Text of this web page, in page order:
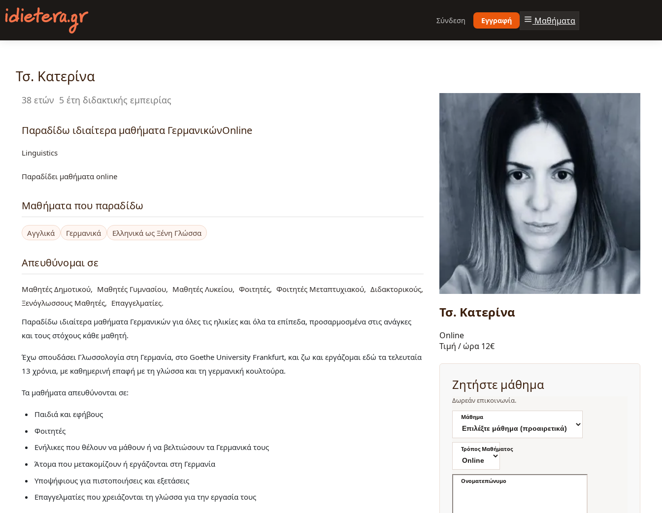
Παράκαμψη
προς
κυρίως
Σύνδεση Εγγραφή Μαθήματα
Τσ. Κατερίνα
38 ετών 5 έτη διδακτικής εμπειρίας
Παραδίδω ιδιαίτερα μαθήματα ΓερμανικώνOnline
Linguistics
Παραδίδει μαθήματα online
Μαθήματα που παραδίδω
Αγγλικά Γερμανικά Ελληνικά ως Ξένη Γλώσσα
Απευθύνομαι σε
Μαθητές Δημοτικού Μαθητές Γυμνασίου Μαθητές Λυκείου Φοιτητές Φοιτητές Μεταπτυχιακού
Διδακτορικούς
Ξενόγλωσσους Μαθητές
Επαγγελματίες
Παραδίδω ιδιαίτερα μαθήματα Γερμανικών για όλες τις ηλικίες και όλα τα επίπεδα, προσαρμοσμένα στις ανάγκες
και τους στόχους κάθε μαθητή.
Έχω σπουδάσει Γλωσσολογία στη Γερμανία, στο Goethe University Frankfurt, και ζω και εργάζομαι εδώ τα τελευταία
13 χρόνια, με καθημερινή επαφή με τη γλώσσα και τη γερμανική κουλτούρα.
Τα μαθήματα απευθύνονται σε:
Παιδιά και εφήβους
Φοιτητές
Ενήλικες που θέλουν να μάθουν ή να βελτιώσουν τα Γερμανικά τους
Άτομα που μετακομίζουν ή εργάζονται στη Γερμανία
Υποψήφιους για πιστοποιήσεις και εξετάσεις
Επαγγελματίες που χρειάζονται τη γλώσσα για την εργασία τους
Τσ. Κατερίνα
Online
Τιμή / ώρα 12€
Ζητήστε μάθημα
Δωρεάν επικοινωνία.
Μάθημα
Τρόπος Μαθήματος
Ονοματεπώνυμο